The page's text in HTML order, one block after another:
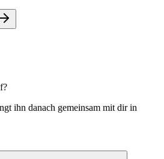
ihn danach gemeinsam mit dir in